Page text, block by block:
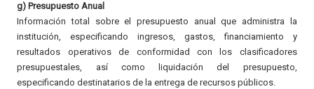
g) Presupuesto Anual
Información total sobre el presupuesto anual que administra la
institución, especificando ingresos, gastos, financiamiento y
resultados operativos de conformidad con los clasificadores
presupuestales, así como liquidación del presupuesto,
especificando destinatarios de la entrega de recursos públicos.